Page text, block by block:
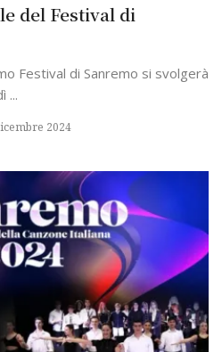
del Festival di
Festival di Sanremo si svolgerà
...
2024